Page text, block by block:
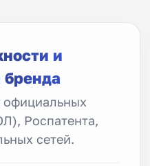
и
бренда
Роспатента,
сетей.